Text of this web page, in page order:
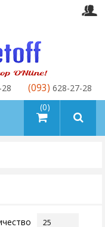
товаров (0)
(093) 628-27-28